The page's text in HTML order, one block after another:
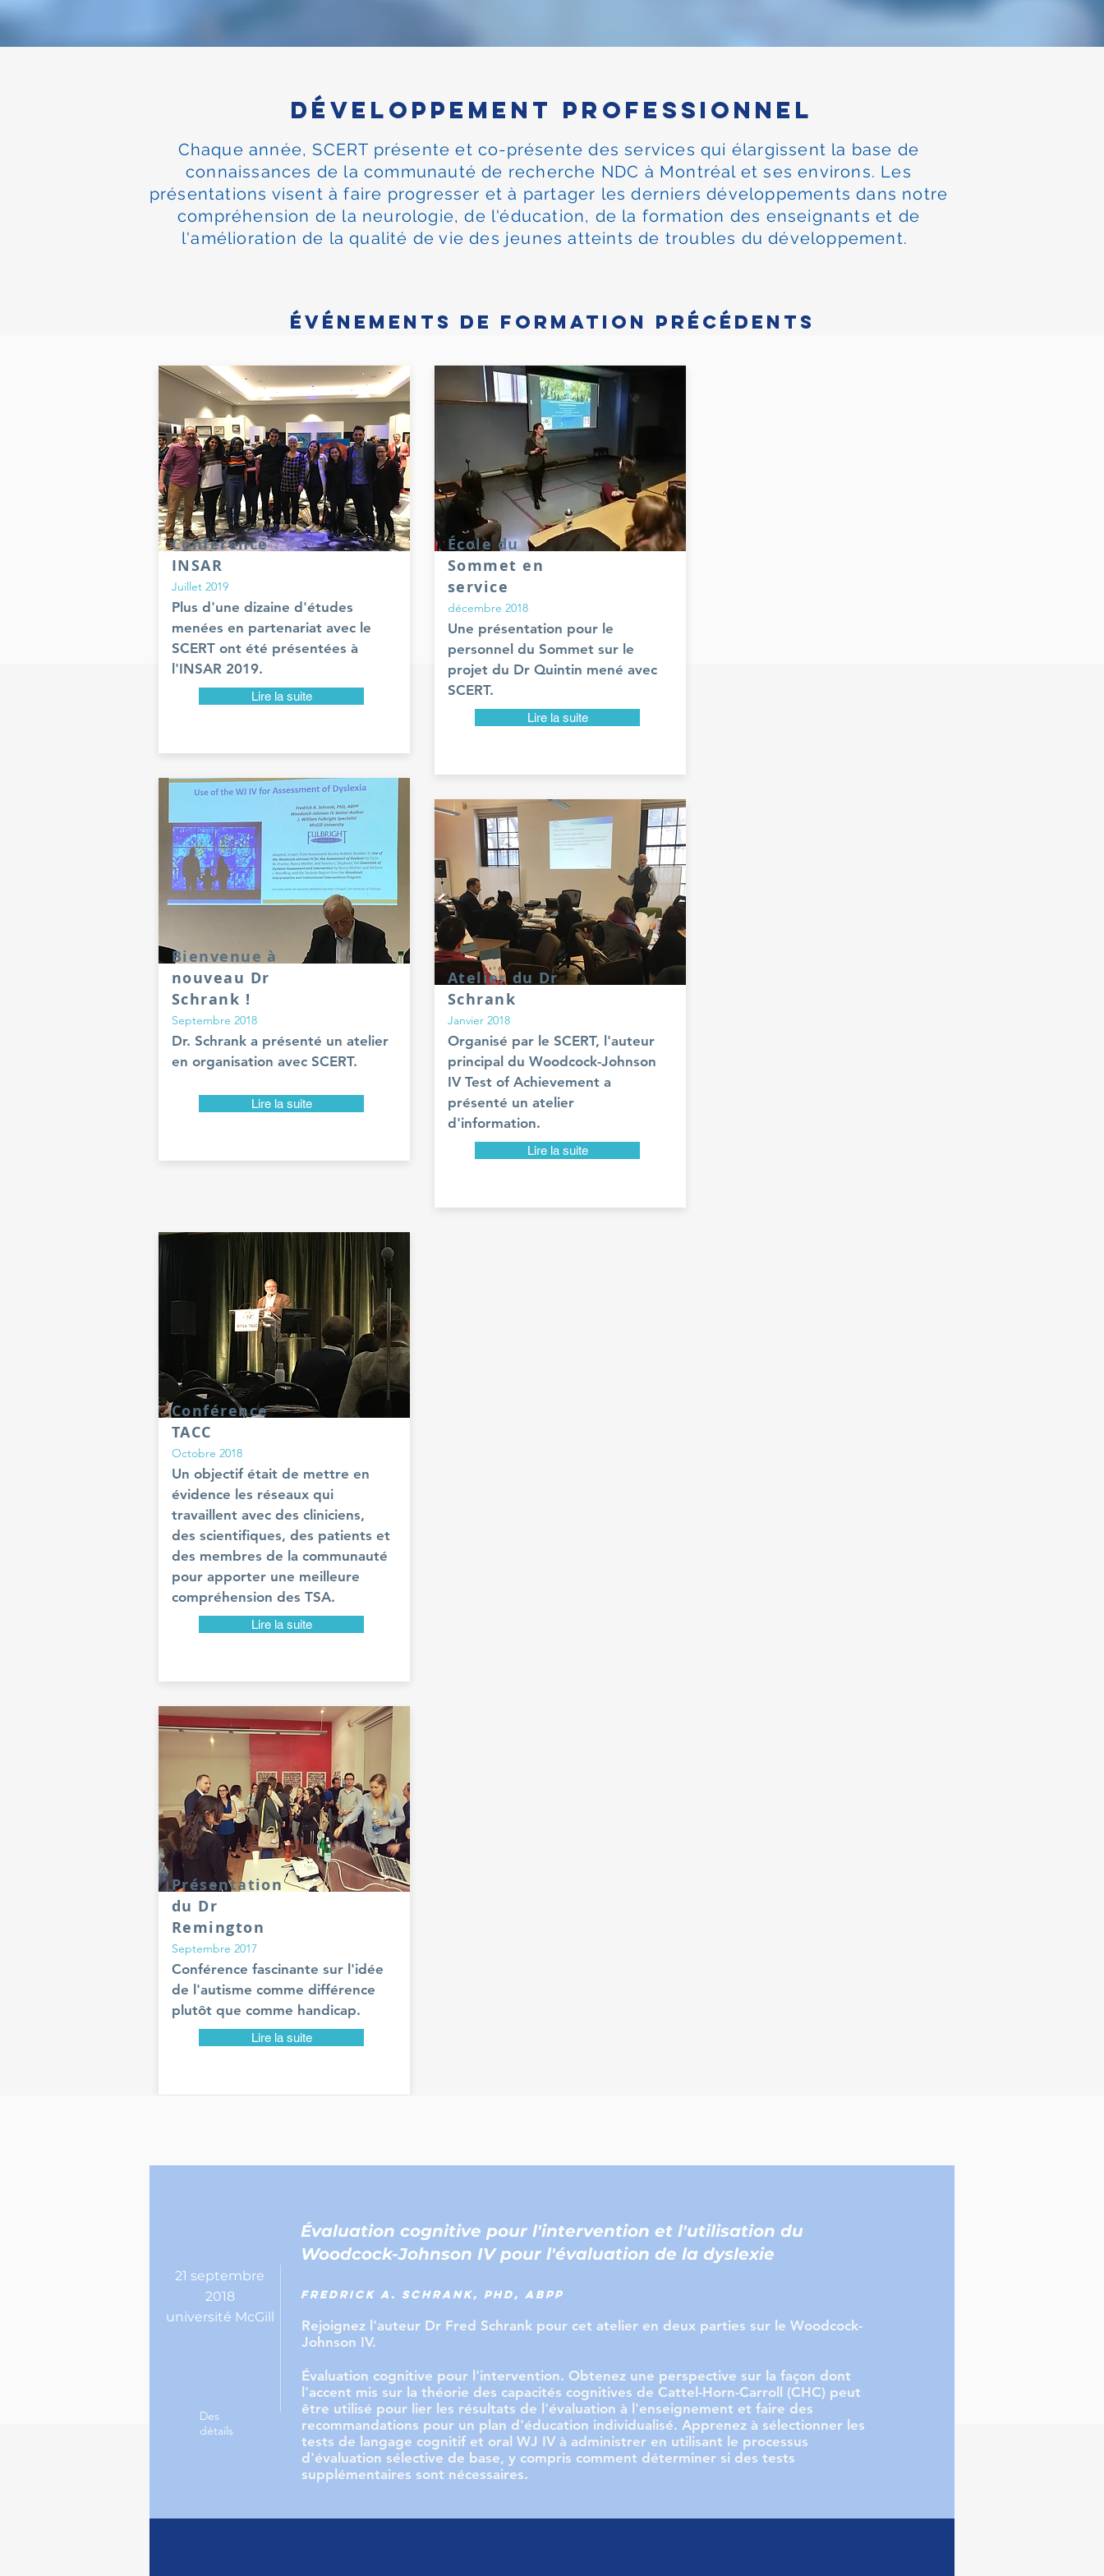
Chaque année, SCERT présente et co-présente des services qui élargissent la base de
connaissances de la communauté de recherche NDC à Montréal et ses environs. Les
présentations visent à faire progresser et à partager les derniers développements dans notre
compréhension de la neurologie, de l'éducation, de la formation des enseignants et de
l'amélioration de la qualité de vie des jeunes atteints de troubles du développement.
Événements de formation précédents
développement professionnel
Conférence
INSAR
Juillet 2019
Plus d'une dizaine d'études
menées en partenariat avec le
SCERT ont été présentées à
l'INSAR 2019.
Lire la suite
Bienvenue à
nouveau Dr
Schrank !
Septembre 2018
Dr. Schrank a présenté un atelier
en organisation avec SCERT.
Lire la suite
École du
Sommet en
service
décembre 2018
Une présentation pour le
personnel du Sommet sur le
projet du Dr Quintin mené avec
SCERT.
Lire la suite
Atelier du Dr
Schrank
Janvier 2018
Organisé par le SCERT, l'auteur
principal du Woodcock-Johnson
IV Test of Achievement a
présenté un atelier
d'information.
Lire la suite
Conférence
TACC
Octobre 2018
Un objectif était de mettre en
évidence les réseaux qui
travaillent avec des cliniciens,
des scientifiques, des patients et
des membres de la communauté
pour apporter une meilleure
compréhension des TSA.
Lire la suite
Présentation
du Dr
Remington
Septembre 2017
Conférence fascinante sur l'idée
de l'autisme comme différence
plutôt que comme handicap.
Lire la suite
Évaluation cognitive pour l'intervention et l'utilisation du
Woodcock-Johnson IV pour l'évaluation de la dyslexie
21 septembre
2018
université McGill
Des
détails
Fredrick A. Schrank, PhD, ABPP
Rejoignez l'auteur Dr Fred Schrank pour cet atelier en deux parties sur le Woodcock-
Johnson IV.
Évaluation cognitive pour l'intervention. Obtenez une perspective sur la façon dont
l'accent mis sur la théorie des capacités cognitives de Cattel-Horn-Carroll (CHC) peut
être utilisé pour lier les résultats de l'évaluation à l'enseignement et faire des
recommandations pour un plan d'éducation individualisé. Apprenez à sélectionner les
tests de langage cognitif et oral WJ IV à administrer en utilisant le processus
d'évaluation sélective de base, y compris comment déterminer si des tests
supplémentaires sont nécessaires.